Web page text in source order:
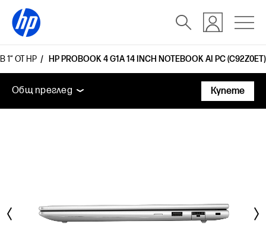
ОТ HP HP PROBOOK 4 G1A 14 INCH NOTEBOOK AI PC (C92Z0ET)
Общ преглед Функции
Технически
Общ преглед
Поддръжка
Купете